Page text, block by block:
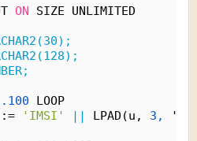
ON SIZE UNLIMITED
LOOP
'IMSI' || LPAD(u, 3,